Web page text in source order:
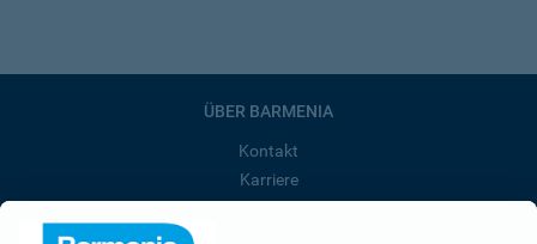
ÜBER BARMENIA
Kontakt
Karriere